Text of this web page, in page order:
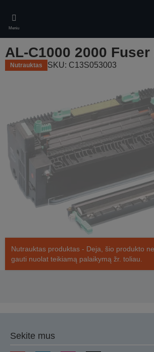
main
content
Meniu
AL-C1000 2000
Nutrauktas SKU: C13S053003
Nutrauktas produktas - Deja, šio produkto
gauti nuolat teikiamą palaikymą žr. toliau.
Sekite mus